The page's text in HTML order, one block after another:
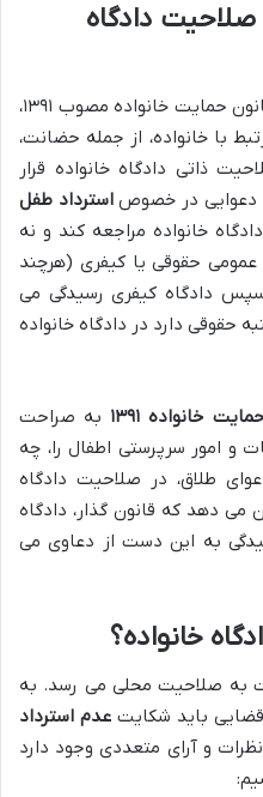
دادگاه
بر اساس قوانین موجود، به ویژه قانون حمایت خانواده مصوب ۱۳۹۱،
با خانواده، از جمله حضانت،
ذاتی دادگاه خانواده قرار
دعوایی در خصوصاسترداد طفل
خانواده مراجعه کند و نه
عمومی حقوقی یا کیفری (هرچند
دادگاه کیفری رسیدگی می
حقوقی دارد در دادگاه خانواده
به صراحت
و امور سرپرستی اطفال را، چه
طلاق، در صلاحیت دادگاه
می دهد که قانون گذار، دادگاه
به این دست از دعاوی می
خانواده؟
به صلاحیت محلی می رسد. به
قضایی باید شکایتعدم استرداد
و آرای متعددی وجود دارد